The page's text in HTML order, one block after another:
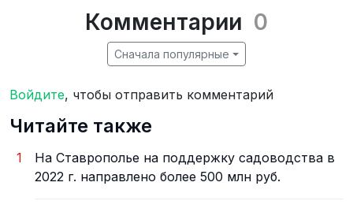
Комментарии 0
Сначала популярные
Войдите, чтобы отправить комментарий
Читайте также
1
На Ставрополье на поддержку садоводства в
2022 г. направлено более 500 млн руб.